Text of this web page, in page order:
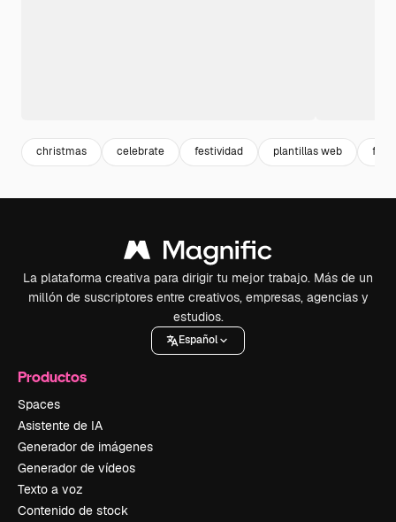
christmas celebrate festividad plantillas web flat
La plataforma creativa para dirigir tu mejor trabajo. Más de un
millón de suscriptores entre creativos, empresas, agencias y
estudios.
Español
Productos
Spaces
Asistente de IA
Generador de imágenes
Generador de vídeos
Texto a voz
Contenido de stock